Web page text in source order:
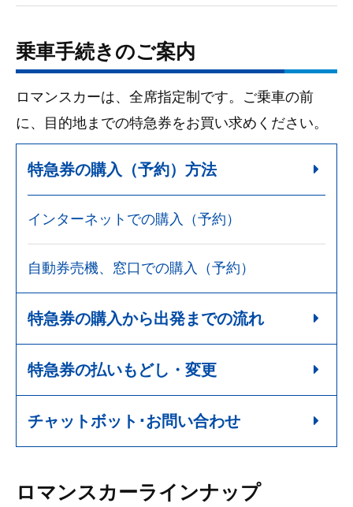
乗車手続きのご案内
ロマンスカーは、全席指定制です。ご乗車の前
に、目的地までの特急券をお買い求めください。
特急券の購入（予約）方法
インターネットでの購入（予約）
自動券売機、窓口での購入（予約）
特急券の購入から出発までの流れ
特急券の払いもどし・変更
チャットボット･お問い合わせ
ロマンスカーラインナップ